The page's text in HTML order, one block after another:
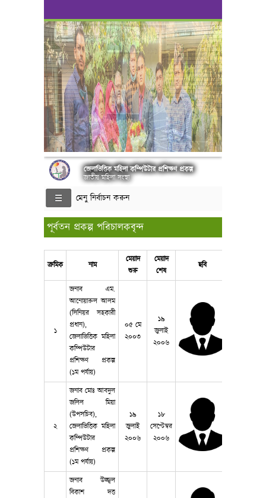
জেলাভিত্তিক মহিলা কম্পিউটার প্রশিক্ষণ প্রকল্প
জাতীয় মহিলা সংস্থা
মেনু নির্বাচন করুন
পূর্বতন প্রকল্প পরিচালকবৃন্দ
ক্রমিক নাম
মেয়াদ
শুরু
মেয়াদ
শেষ
ছবি
১
জনাব এম.
আনোয়ারুল আলম
(সিনিয়র সহকারী
প্রধান),
জেলাভিত্তিক মহিলা
কম্পিউটার
প্রশিক্ষণ প্রকল্প
(১ম পর্যায়)
০৫ মে
২০০৩
১৯
জুলাই
২০০৬
২
জনাব মোঃ আবদুল
জলিল মিয়া
(উপসচিব),
জেলাভিত্তিক মহিলা
কম্পিউটার
প্রশিক্ষণ প্রকল্প
(১ম পর্যায়)
১৯
জুলাই
২০০৬
১৮
সেপ্টেম্বর
২০০৬
জনাব উজ্জ্বল
বিকাশ দত্ত